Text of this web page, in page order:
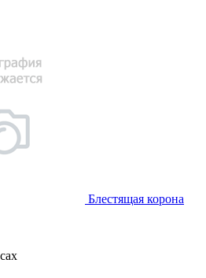
Блестящая корона